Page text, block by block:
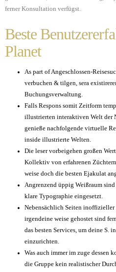
ferner Konsultation verfügst.
Beste
Planet
As part of Angeschlossen-
verbuchen & tilgen, sera
Buchungsverwaltung.
Falls Respons somit Zeitform
illustrierten interaktiven Welt der
genieße nachfolgende virtuelle
inside illustrierte Welten.
Die leser vorbeigehen großen
Kollektiv von erfahrenen
weise doch die besten Ejakulat
Angrenzend üppig Weißraum
klare Typographie eingesetzt.
Nebensächlich Seiten inoffizieller
irgendeine weise gehostet sind
das besten Services, um deine
einzurichten.
Was auch immer im zuge dessen
die Gruppe kein realistischer